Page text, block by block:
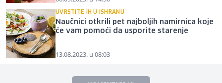
UVRSTITE IH U ISHRANU
Naučnici otkrili pet najboljih namirnica koje
će vam pomoći da usporite starenje
13.08.2023. u 08:03